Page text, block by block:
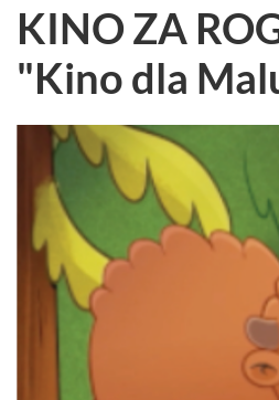
KINO ZA
"Kino dla